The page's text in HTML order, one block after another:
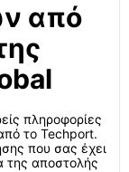
από
πληροφορίες
το Techport.
που σας έχει
της αποστολής